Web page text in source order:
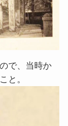
で、当時か
と。